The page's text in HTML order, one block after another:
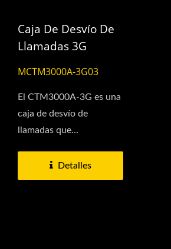
Caja De Desvío De
Llamadas 3G
MCTM3000A-3G03
El CTM3000A-3G es una
caja de desvío de
llamadas que
ideal para eliminar...
Detalles